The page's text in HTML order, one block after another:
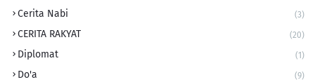
Cerita Nabi (3)
CERITA RAKYAT (20)
Diplomat (1)
Do'a (9)